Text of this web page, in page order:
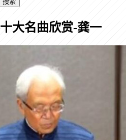
大名曲欣赏-龚一